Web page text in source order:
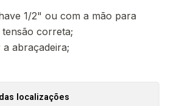
1/2" ou com a mão para
correta;
abraçadeira;
localizações